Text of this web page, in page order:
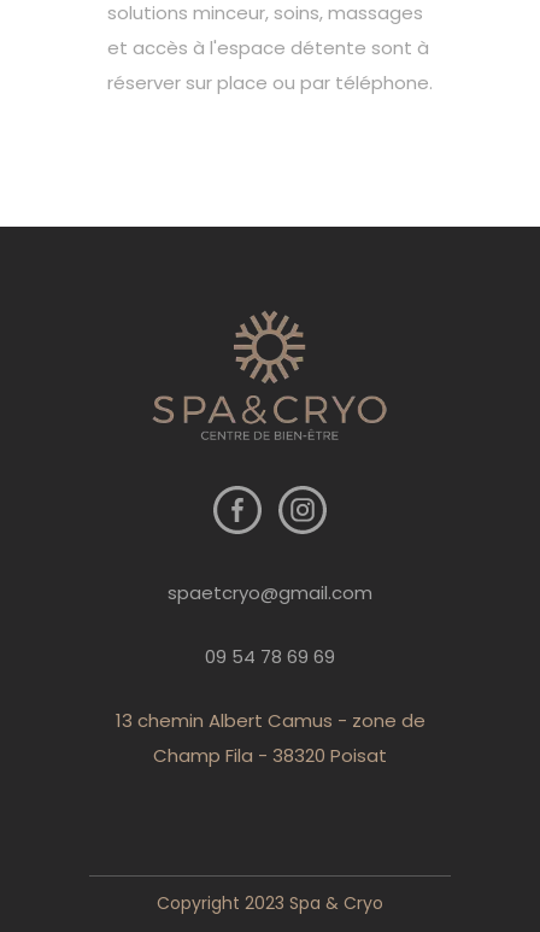
solutions minceur, soins, massages
et accès à l'espace détente sont à
réserver sur place ou par téléphone.
spaetcryo@gmail.com
09 54 78 69 69
13 chemin Albert Camus - zone de
Champ Fila - 38320 Poisat
Copyright 2023 Spa & Cryo